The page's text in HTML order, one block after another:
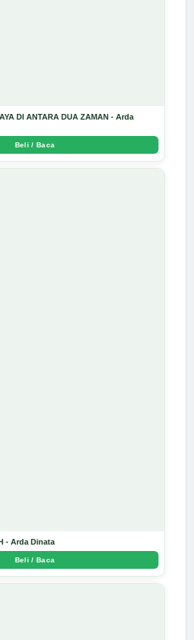
DI ANTARA DUA ZAMAN - Arda
Beli / Baca
- Arda Dinata
Beli / Baca